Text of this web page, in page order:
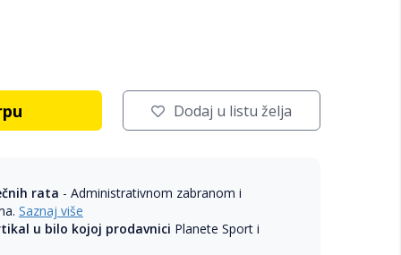
Dodaj u listu želja
rata - Administrativnom zabranom i
Saznaj više
u bilo kojoj prodavnici Planete Sport i